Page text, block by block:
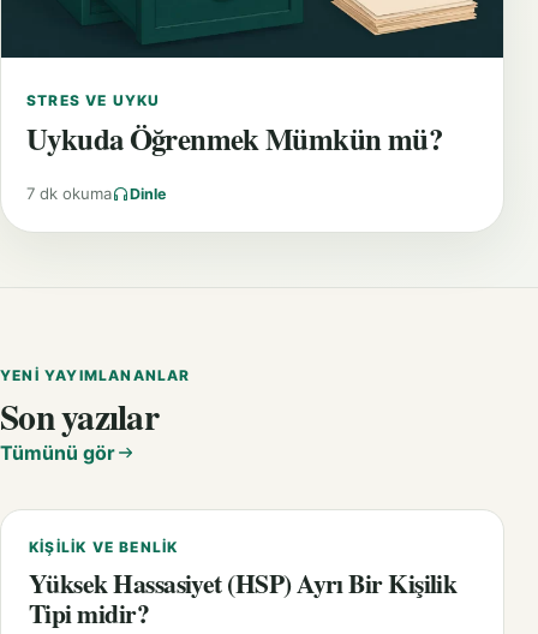
STRES VE UYKU
Uykuda Öğrenmek Mümkün mü?
7 dk okuma Dinle
YENI YAYIMLANANLAR
Son yazılar
Tümünü gör
KIŞILIK VE BENLIK
Yüksek Hassasiyet (HSP) Ayrı Bir Kişilik
Tipi midir?